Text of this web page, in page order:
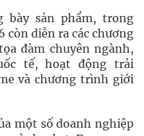
bày sản phẩm, trong
còn diễn ra các chương
đàm chuyên ngành,
tế, hoạt động trải
và chương trình giới
một số doanh nghiệp